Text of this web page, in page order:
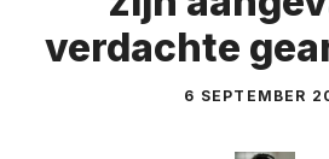
verdachte
6 SEPTEMBER